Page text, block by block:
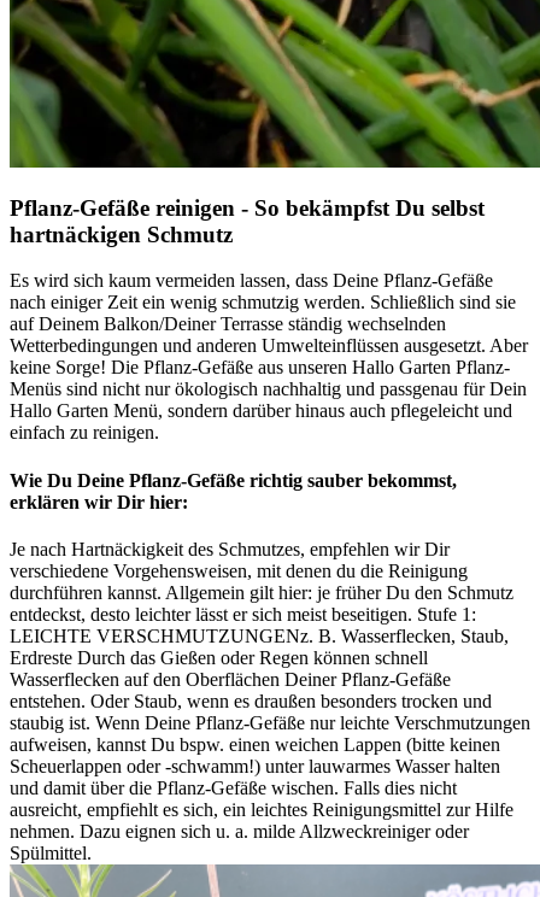
Pflanz-Gefäße reinigen - So bekämpfst Du selbst
hartnäckigen Schmutz
Es wird sich kaum vermeiden lassen, dass Deine Pflanz-Gefäße
nach einiger Zeit ein wenig schmutzig werden. Schließlich sind sie
auf Deinem Balkon/Deiner Terrasse ständig wechselnden
Wetterbedingungen und anderen Umwelteinflüssen ausgesetzt. Aber
keine Sorge! Die Pflanz-Gefäße aus unseren Hallo Garten Pflanz-
Menüs sind nicht nur ökologisch nachhaltig und passgenau für Dein
Hallo Garten Menü, sondern darüber hinaus auch pflegeleicht und
einfach zu reinigen.
Wie Du Deine Pflanz-Gefäße richtig sauber bekommst,
erklären wir Dir hier:
Je nach Hartnäckigkeit des Schmutzes, empfehlen wir Dir
verschiedene Vorgehensweisen, mit denen du die Reinigung
durchführen kannst. Allgemein gilt hier: je früher Du den Schmutz
entdeckst, desto leichter lässt er sich meist beseitigen. Stufe 1:
LEICHTE VERSCHMUTZUNGENz. B. Wasserflecken, Staub,
Erdreste Durch das Gießen oder Regen können schnell
Wasserflecken auf den Oberflächen Deiner Pflanz-Gefäße
entstehen. Oder Staub, wenn es draußen besonders trocken und
staubig ist. Wenn Deine Pflanz-Gefäße nur leichte Verschmutzungen
aufweisen, kannst Du bspw. einen weichen Lappen (bitte keinen
Scheuerlappen oder -schwamm!) unter lauwarmes Wasser halten
und damit über die Pflanz-Gefäße wischen. Falls dies nicht
ausreicht, empfiehlt es sich, ein leichtes Reinigungsmittel zur Hilfe
nehmen. Dazu eignen sich u. a. milde Allzweckreiniger oder
Spülmittel.